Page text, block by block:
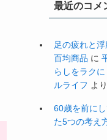
最近のコメ
足の疲れと
百均商品 に
らしをラク
ルライフ より
60歳を前に
た5つの考え